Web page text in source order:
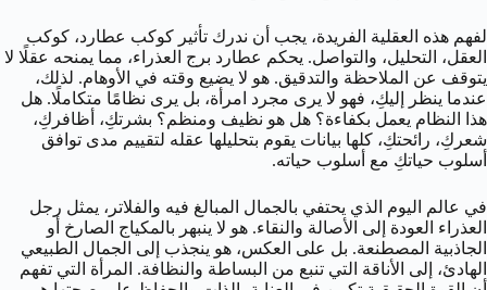
لفهم هذه العقلية الفريدة، يجب أن ندرك تأثير كوكب عطارد، كوكب
العقل، التحليل، والتواصل. يحكم عطارد برج العذراء، مما يمنحه عقلًا لا
يتوقف عن الملاحظة والتدقيق. هو لا يضيع وقته في الأوهام. لذلك،
عندما ينظر إليكِ، فهو لا يرى مجرد امرأة، بل يرى نظامًا متكاملًا. هل
هذا النظام يعمل بكفاءة؟ هل هو نظيف ومنظم؟ بشرتكِ، أظافركِ،
شعركِ، رائحتكِ، كلها بيانات يقوم بتحليلها عقله لتقييم مدى توافق
أسلوب حياتكِ مع أسلوب حياته.
في عالم اليوم الذي يحتفي بالجمال المبالغ فيه والفلاتر، يمثل رجل
العذراء العودة إلى الأصالة والنقاء. هو لا ينبهر بالمكياج الصارخ أو
الجاذبية المصطنعة. بل على العكس، هو ينجذب إلى الجمال الطبيعي
الهادئ، إلى الأناقة التي تنبع من البساطة والنظافة. المرأة التي تفهم